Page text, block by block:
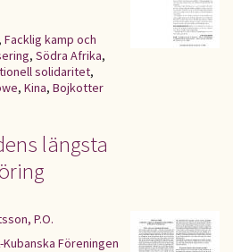
, Facklig kamp och
, Södra Afrika,
solidaritet,
, Kina, Bojkotter
längsta
P.O.
Kubanska Föreningen